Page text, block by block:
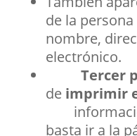
de la
nombre,
electrónico.
Tercer
de imprimir
basta ir a la